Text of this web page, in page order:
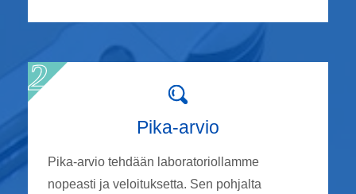
Pika-arvio
Pika-arvio tehdään laboratoriollamme
nopeasti ja veloituksetta. Sen pohjalta